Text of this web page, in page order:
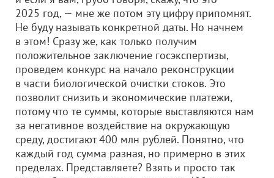
2025 год, — мне же потом эту цифру припомнят.
Не буду называть конкретной даты. Но начнем
в этом! Сразу же, как только получим
положительное заключение госэкспертизы,
проведем конкурс на начало реконструкции
в части биологической очистки стоков. Это
позволит снизить и экономические платежи,
потому что те суммы, которые выставляются нам
за негативное воздействие на окружающую
среду, достигают 400 млн рублей. Понятно, что
каждый год сумма разная, но примерно в этих
пределах. Представляете? Взять и просто так